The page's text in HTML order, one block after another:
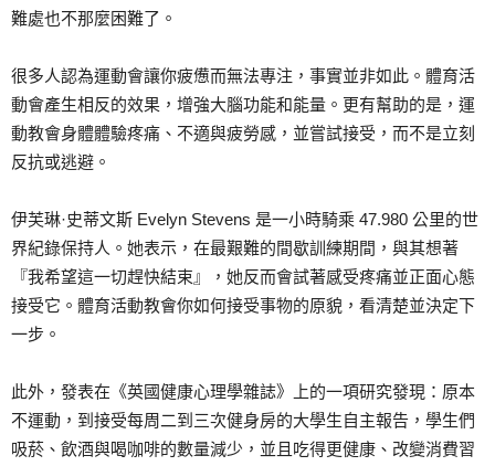
難處也不那麼困難了。
很多人認為運動會讓你疲憊而無法專注，事實並非如此。體育活
動會產生相反的效果，增強大腦功能和能量。更有幫助的是，運
動教會身體體驗疼痛、不適與疲勞感，並嘗試接受，而不是立刻
反抗或逃避。
伊芙琳·史蒂文斯 Evelyn Stevens 是一小時騎乘 47.980 公里的世
界紀錄保持人。她表示，在最艱難的間歇訓練期間，與其想著
『我希望這一切趕快結束』，她反而會試著感受疼痛並正面心態
接受它。體育活動教會你如何接受事物的原貌，看清楚並決定下
一步。
此外，發表在《英國健康心理學雜誌》上的一項研究發現：原本
不運動，到接受每周二到三次健身房的大學生自主報告，學生們
吸菸、飲酒與喝咖啡的數量減少，並且吃得更健康、改變消費習